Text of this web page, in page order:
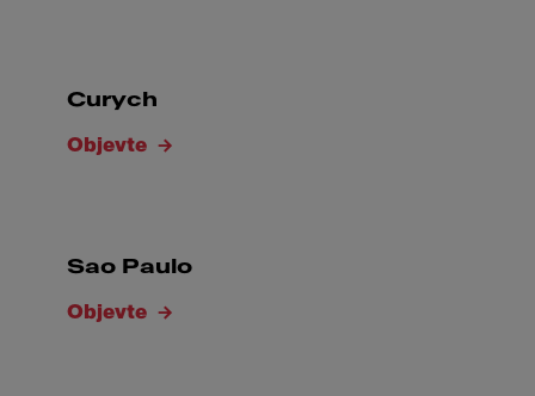
Curych
Objevte
Sao Paulo
Objevte